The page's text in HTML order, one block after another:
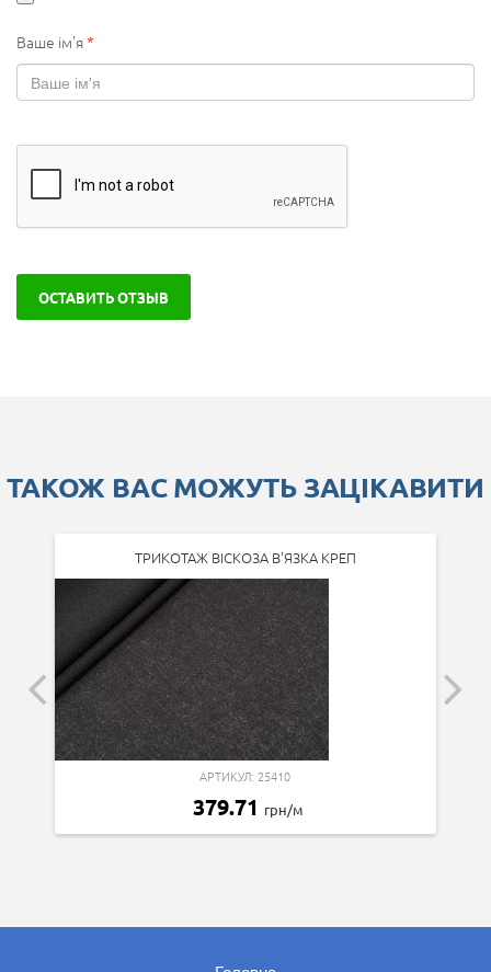
Ваше ім'я*
ОСТАВИТЬ ОТЗЫВ
ТАКОЖ ВАС МОЖУТЬ ЗАЦІКАВИТИ
ТРИКОТАЖ ВІСКОЗА В'ЯЗКА КРЕП
АРТИКУЛ: 25410
379.71 грн/м